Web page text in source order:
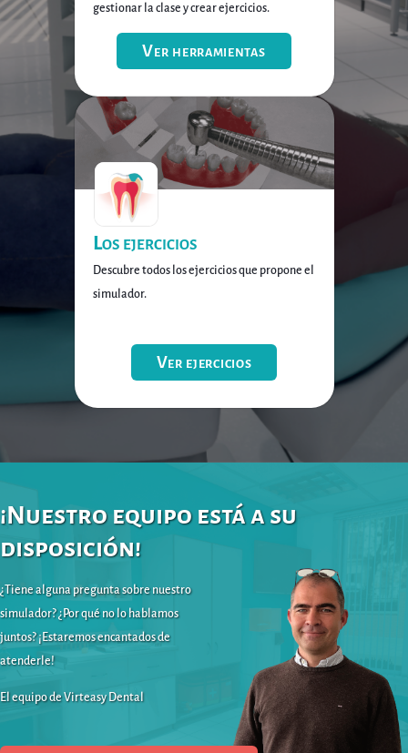
gestionar la clase y crear ejercicios.
Ver herramientas
Los ejercicios
Descubre todos los ejercicios que propone el
simulador.
Ver ejercicios
¡Nuestro equipo está a su
disposición!
¿Tiene alguna pregunta sobre nuestro
simulador? ¿Por qué no lo hablamos
juntos? ¡Estaremos encantados de
atenderle!
El equipo de Virteasy Dental